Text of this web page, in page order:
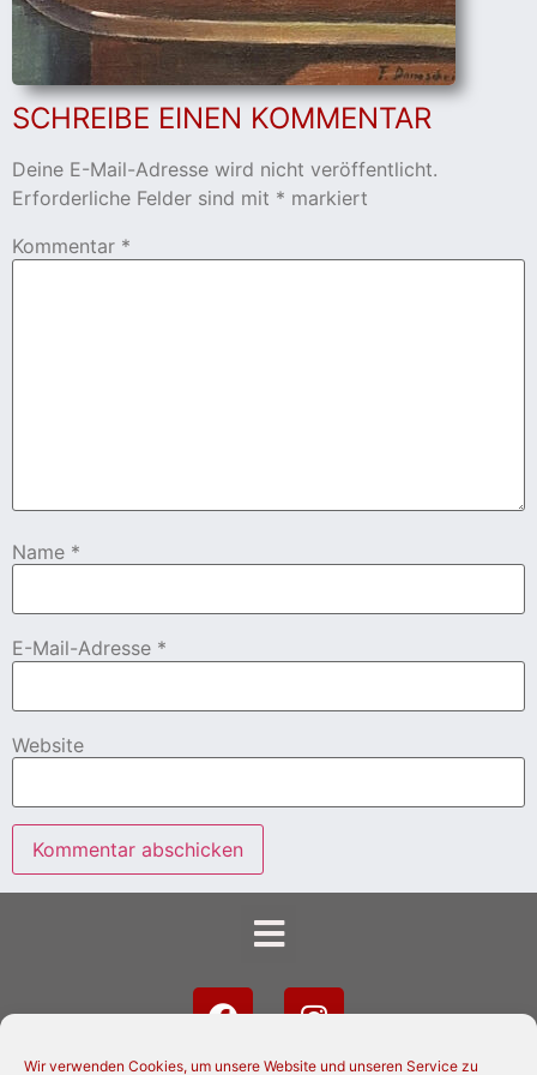
Wir verwenden Cookies, um unsere Website und unseren Service zu
SCHREIBE EINEN KOMMENTAR
Deine E-Mail-Adresse wird nicht veröffentlicht.
Erforderliche Felder sind mit * markiert
Kommentar *
Name *
E-Mail-Adresse *
Website